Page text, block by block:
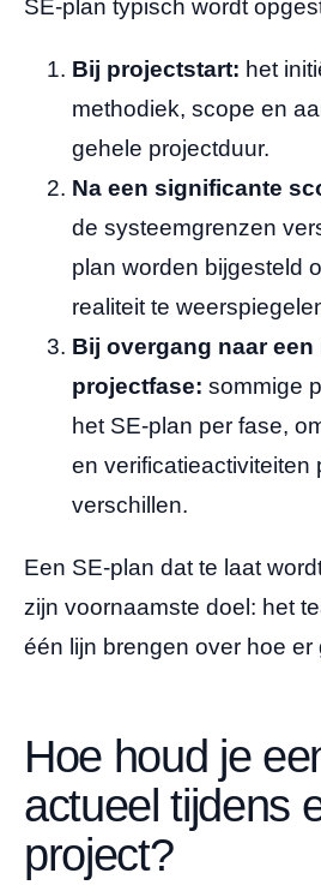
SE-plan typisch wordt
Bij projectstart: het
methodiek, scope en
gehele projectduur.
Na een significante
de systeemgrenzen
plan worden bijgesteld
realiteit te
Bij overgang naar een
projectfase: sommige
het SE-plan per fase,
en verificatieactiviteiten
verschillen.
Een SE-plan dat te laat
zijn voornaamste doel: het
één lijn brengen over hoe er
Hoe houd je
actueel tijdens
project?